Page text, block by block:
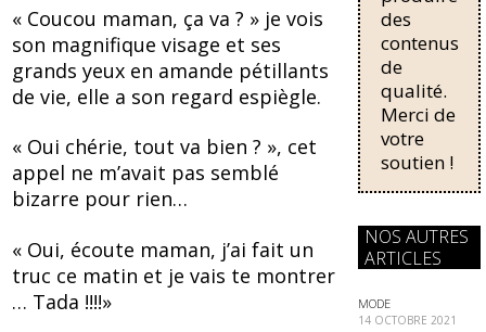
« Coucou maman, ça va ? » je vois
son magnifique visage et ses
grands yeux en amande pétillants
de vie, elle a son regard espiègle.
« Oui chérie, tout va bien ? », cet
appel ne m’avait pas semblé
bizarre pour rien…
« Oui, écoute maman, j’ai fait un
truc ce matin et je vais te montrer
… Tada !!!!»
des
contenus
de
qualité.
Merci de
votre
soutien !
NOS AUTRES
ARTICLES
MODE
14 OCTOBRE 2021